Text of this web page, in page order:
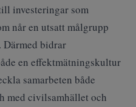
investeringar som
når en utsatt målgrupp
Därmed bidrar
en effektmätningskultur
samarbeten både
med civilsamhället och